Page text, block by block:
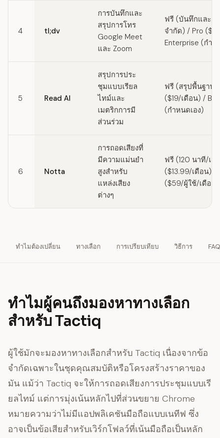
4 tl;dv
การบันทึกและ
สรุปการโทร
Google Meet
และ Zoom
ฟรี (บันทึกและถ
จำกัด) / Pro
Enterprise (กำห
5 Read AI
สรุปการประ
ชุมแบบเรียล
ไทม์และ
เมตริกการมี
ส่วนร่วม
ฟรี (สรุปพื้นฐาน)
($19/เดือน) /
(กำหนดเอง)
6 Notta
การถอดเสียงที่
มีความแม่นยำ
สูงสำหรับ
แหล่งเสียง
ต่างๆ
ฟรี (120 นาที/เดื
($13.99/เดือน) /
($59/ผู้ใช้/เดือน)
ทำไมต้องเปลี่ยน ทางเลือก การเปรียบเทียบ วิธีการ FAQ
ทำไมผู้คนถึงมองหาทางเลือก
สำหรับ Tactiq
ผู้ใช้มักจะมองหาทางเลือกสำหรับ Tactiq เนื่องจากข้อ
จำกัดเฉพาะในชุดคุณสมบัติหรือโครงสร้างราคาของ
มัน แม้ว่า Tactiq จะให้การถอดเสียงการประชุมแบบเรี
ยลไทม์ แต่การมุ่งเน้นหลักไปที่ส่วนขยาย Chrome
หมายความว่าไม่มีแอปพลิเคชันมือถือแบบเนทีฟ ซึ่ง
อาจเป็นข้อเสียสำหรับเวิร์กโฟลว์ที่เน้นมือถือเป็นหลัก